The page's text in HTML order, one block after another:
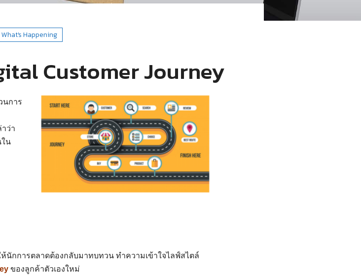
What's Happening
Customer Journey
นการ
ว่า
น
นักการตลาดต้องกลับมาทบทวน ทำความเข้าใจไลฟ์สไตล์
ของลูกค้าตัวเองใหม่